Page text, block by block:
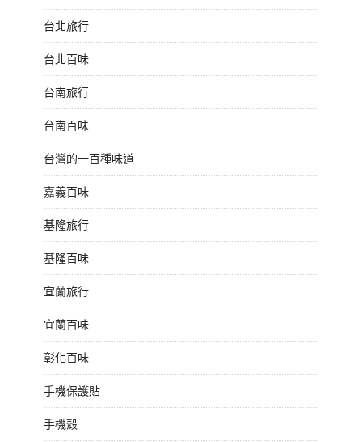
台北旅行
台北百味
台南旅行
台南百味
台灣的一百種味道
嘉義百味
基隆旅行
基隆百味
宜蘭旅行
宜蘭百味
彰化百味
手機保護貼
手機殼